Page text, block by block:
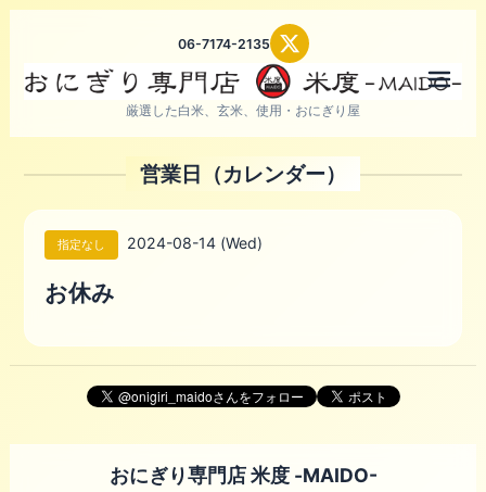
06-7174-2135
厳選した白米、玄米、使用・おにぎり屋
営業日（カレンダー）
指定なし 2024-08-14 (Wed)
お休み
おにぎり専門店 米度 -MAIDO-